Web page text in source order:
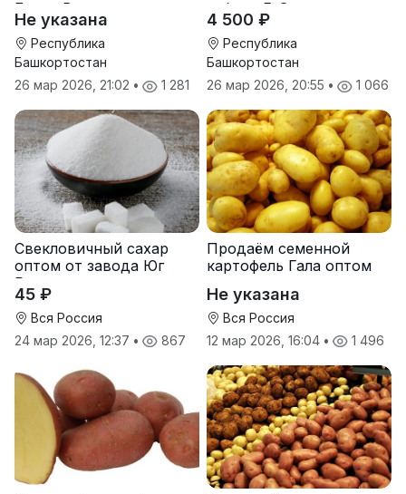
Берта Вилора
Прохладненский Дарина
Росс Машук Катерина
Не указана
Республика
Башкортостан
26 мар 2026, 21:02 • 1 281
гибрид F-G+
4 500 ₽
Республика
Башкортостан
26 мар 2026, 20:55 • 1 066
Свекловичный сахар
оптом от завода Юг
Руси
45 ₽
Вся Россия
24 мар 2026, 12:37 • 867
Продаём семенной
картофель Гала оптом
Не указана
Вся Россия
12 мар 2026, 16:04 • 1 496